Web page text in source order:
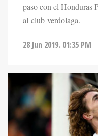
paso con el Honduras
al club verdolaga.
28 Jun 2019. 01:35 PM